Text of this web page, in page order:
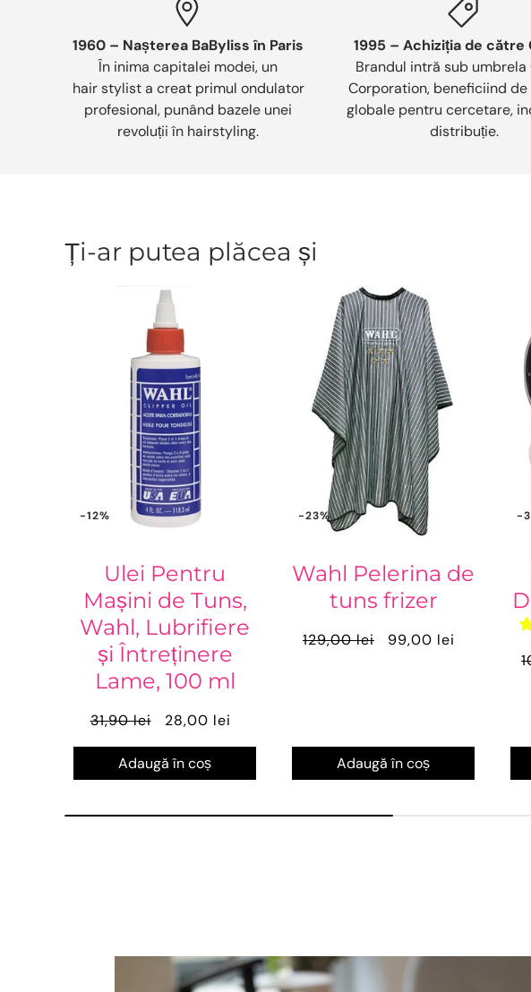
1960 – Nașterea BaByliss în Paris
În inima capitalei modei, un
hair stylist a creat primul ondulator
profesional, punând bazele unei
revoluții în hairstyling.
1995 – Achiziția de către
Brandul intră sub umbrela
Corporation, beneficiind de
globale pentru cercetare,
distribuție.
Ți-ar putea plăcea și
-12%
Ulei Pentru
Mașini de Tuns,
Wahl, Lubrifiere
și Întreținere
Lame, 100 ml
31,90 lei 28,00 lei
Adaugă în coș
-23%
Wahl Pelerina de
tuns frizer
129,00 lei 99,00 lei
Adaugă în coș
-